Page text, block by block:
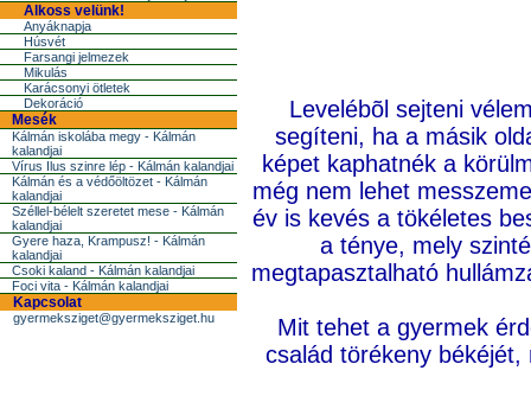
Alkoss velünk!
Anyáknapja
Húsvét
Farsangi jelmezek
Mikulás
Karácsonyi ötletek
Dekoráció
Mesék
Kálmán iskolába megy - Kálmán
kalandjai
Vírus Ilus szinre lép - Kálmán kalandjai
Kálmán és a védőöltözet - Kálmán
kalandjai
Széllel-bélelt szeretet mese - Kálmán
kalandjai
Gyere haza, Krampusz! - Kálmán
kalandjai
Csoki kaland - Kálmán kalandjai
Foci vita - Kálmán kalandjai
Kapcsolat
gyermeksziget@gyermeksziget.hu
Levelébõl sejteni
segíteni, ha a másik
képet kaphatnék a
még nem lehet
év is kevés a tökéletes
a ténye, mely
megtapasztalható
Mit tehet a gyermek
család törékeny